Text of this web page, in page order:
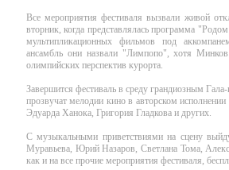
Все мероприятия фестиваля вызвали живой
вторник, когда представлялась программа
мультипликационных фильмов под
ансамбль они назвали "Лимпопо", хотя
олимпийских перспектив курорта.
Завершится фестиваль в среду грандиозным
прозвучат мелодии кино в авторском
Эдуарда Ханока, Григория Гладкова и других.
С музыкальными приветствиями на сцену
Муравьева, Юрий Назаров, Светлана Тома,
как и на все прочие мероприятия фестиваля,